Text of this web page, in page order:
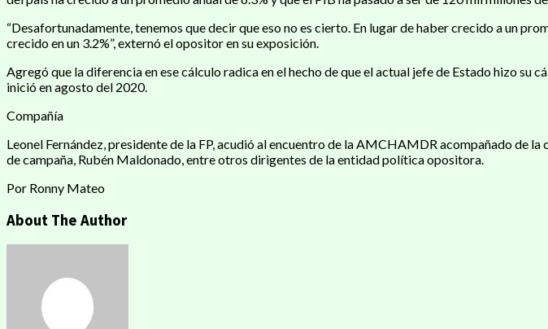
“Desafortunadamente, tenemos que decir que eso no es cierto. En lugar de haber crecido a un
crecido en un 3.2%”, externó el opositor en su exposición.
Agregó que la diferencia en ese cálculo radica en el hecho de que el actual jefe de Estado hizo
inició en agosto del 2020.
Compañía
Leonel Fernández, presidente de la FP, acudió al encuentro de la AMCHAMDR acompañado de
de campaña, Rubén Maldonado, entre otros dirigentes de la entidad política opositora.
Por Ronny Mateo
About The Author